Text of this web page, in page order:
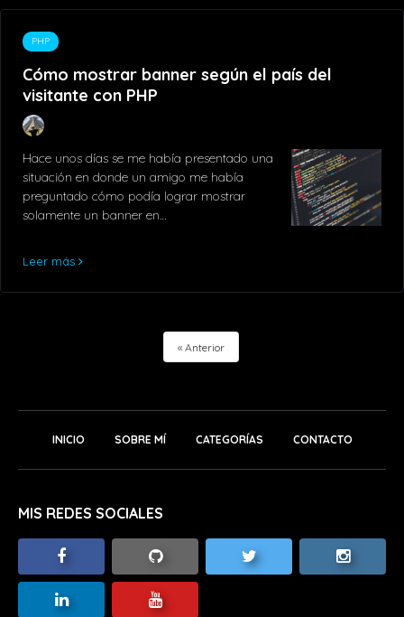
PHP
Cómo mostrar banner según el país del
visitante con PHP
Hace unos días se me había presentado una
situación en donde un amigo me había
preguntado cómo podía lograr mostrar
solamente un banner en…
Leer más
Anterior
INICIO SOBRE MÍ CATEGORÍAS CONTACTO
MIS REDES SOCIALES